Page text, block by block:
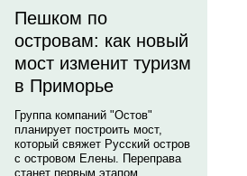
Пешком по
островам: как новый
мост изменит туризм
в Приморье
Группа компаний "Остов"
планирует построить мост,
который свяжет Русский остров
с островом Елены. Переправа
станет первым этапом